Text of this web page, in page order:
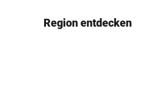
Region entdecken